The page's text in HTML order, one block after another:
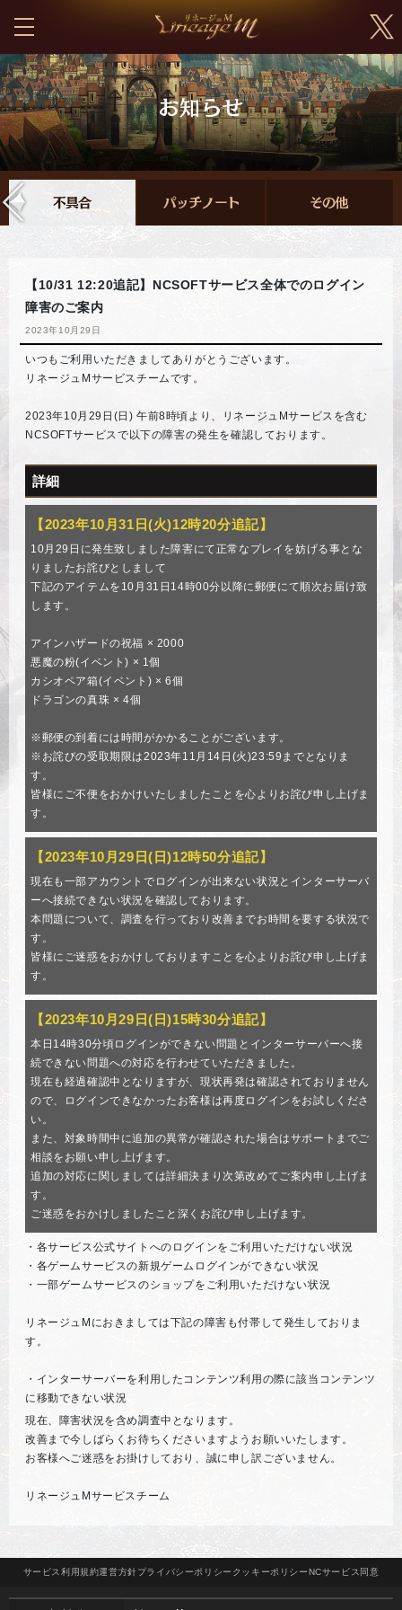
【10/31 12:20追記】NCSOFTサービス全体でのログイン
障害のご案内
2023年10月29日
いつもご利用いただきましてありがとうございます。
リネージュMサービスチームです。
2023年10月29日(日) 午前8時頃より、リネージュMサービスを含む
NCSOFTサービスで以下の障害の発生を確認しております。
詳細
【2023年10月31日(火)12時20分追記】
10月29日に発生致しました障害にて正常なプレイを妨げる事とな
りましたお詫びとしまして
下記のアイテムを10月31日14時00分以降に郵便にて順次お届け致
します。
アインハザードの祝福 × 2000
悪魔の粉(イベント) × 1個
カシオペア箱(イベント) × 6個
ドラゴンの真珠 × 4個
※郵便の到着には時間がかかることがございます。
※お詫びの受取期限は2023年11月14日(火)23:59までとなりま
す。
皆様にご不便をおかけいたしましたことを心よりお詫び申し上げま
す。
【2023年10月29日(日)12時50分追記】
現在も一部アカウントでログインが出来ない状況とインターサーバ
ーへ接続できない状況を確認しております。
本問題について、調査を行っており改善までお時間を要する状況で
す。
皆様にご迷惑をおかけしておりますことを心よりお詫び申し上げま
す。
【2023年10月29日(日)15時30分追記】
本日14時30分頃ログインができない問題とインターサーバーへ接
続できない問題への対応を行わせていただきました。
現在も経過確認中となりますが、現状再発は確認されておりません
ので、ログインできなかったお客様は再度ログインをお試しくださ
い。
また、対象時間中に追加の異常が確認された場合はサポートまでご
相談をお願い申し上げます。
追加の対応に関しましては詳細決まり次第改めてご案内申し上げま
す。
ご迷惑をおかけしましたこと深くお詫び申し上げます。
・各サービス公式サイトへのログインをご利用いただけない状況
・各ゲームサービスの新規ゲームログインができない状況
・一部ゲームサービスのショップをご利用いただけない状況
リネージュMにおきましては下記の障害も付帯して発生しておりま
す。
・インターサーバーを利用したコンテンツ利用の際に該当コンテンツ
に移動できない状況
現在、障害状況を含め調査中となります。
改善まで今しばらくお待ちくださいますようお願いいたします。
お客様へご迷惑をお掛けしており、誠に申し訳ございません。
リネージュMサービスチーム
サービス 利用規約運営方針プライバシーポリシー クッキーポリシーNCサービス 同意